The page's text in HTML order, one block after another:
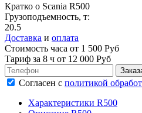
Кратко о Scania R500
Грузоподъемность, т:
20.5
Доставка и оплата
Стоимость часа от 1 500 Руб
Тариф за 8 ч от 12 000 Руб
Согласен с политикой
Характеристики R500